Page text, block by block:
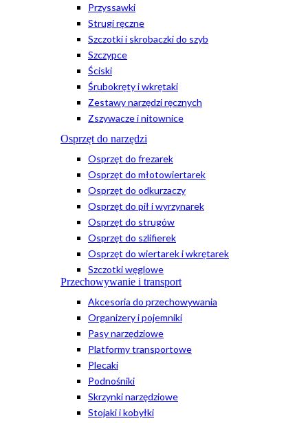
Przyssawki
Strugi ręczne
Szczotki i skrobaczki do szyb
Szczypce
Ściski
Śrubokręty i wkrętaki
Zestawy narzędzi ręcznych
Zszywacze i nitownice
Osprzęt do narzędzi
Osprzęt do frezarek
Osprzęt do młotowiertarek
Osprzęt do odkurzaczy
Osprzęt do pił i wyrzynarek
Osprzęt do strugów
Osprzęt do szlifierek
Osprzęt do wiertarek i wkrętarek
Szczotki węglowe
Przechowywanie i transport
Akcesoria do przechowywania
Organizery i pojemniki
Pasy narzędziowe
Platformy transportowe
Plecaki
Podnośniki
Skrzynki narzędziowe
Stojaki i kobyłki